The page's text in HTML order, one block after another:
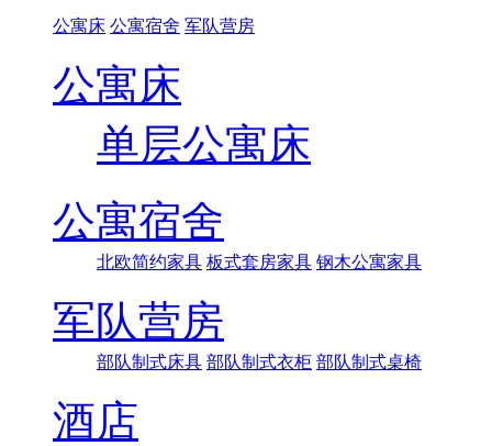
公寓床 公寓宿舍 军队营房
公寓床
单层公寓床
公寓宿舍
北欧简约家具 板式套房家具 钢木公寓家具
军队营房
部队制式床具 部队制式衣柜 部队制式桌椅
酒店